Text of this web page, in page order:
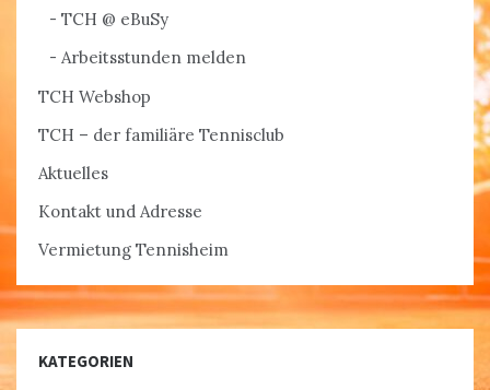
TCH @ eBuSy
Arbeitsstunden melden
TCH Webshop
TCH – der familiäre Tennisclub
Aktuelles
Kontakt und Adresse
Vermietung Tennisheim
KATEGORIEN